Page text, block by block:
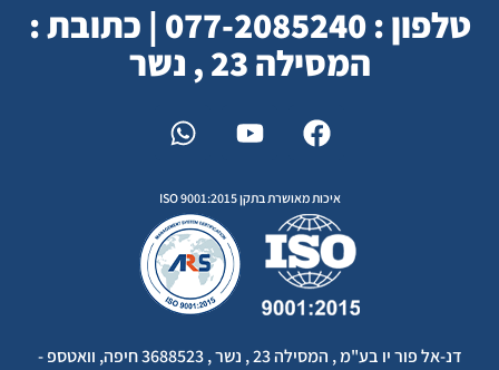
טלפון : 077-2085240 | כתובת :
המסילה 23 , נשר
איכות מאושרת בתקן ISO 9001:2015
דנ-אל פור יו בע"מ , המסילה 23 , נשר , 3688523 חיפה, וואטספ -